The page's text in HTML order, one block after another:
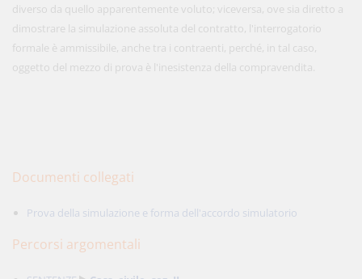
diverso da quello apparentemente voluto; viceversa, ove sia diretto a
dimostrare la simulazione assoluta del contratto, l'interrogatorio
formale è ammissibile, anche tra i contraenti, perché, in tal caso,
oggetto del mezzo di prova è l'inesistenza della compravendita.
Documenti collegati
Prova della simulazione e forma dell'accordo simulatorio
Percorsi argomentali